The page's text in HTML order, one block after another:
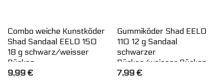
Combo weiche Kunstköder
Shad Sandaal EELO 150
18 g schwarz/weisser
Rücken
9,99 €
Gummiköder Shad EELO
110 12 g Sandaal
schwarzer
Rücken/weisser Rücken
7,99 €